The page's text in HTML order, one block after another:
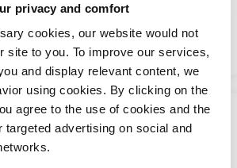
privacy and comfort
cookies, our website would not
site to you. To improve our services,
and display relevant content, we
using cookies. By clicking on the
agree to the use of cookies and the
targeted advertising on social and
de 5,10 €
Ver
Hidrolato de lavanda bio
Hidrolatos cosméticos